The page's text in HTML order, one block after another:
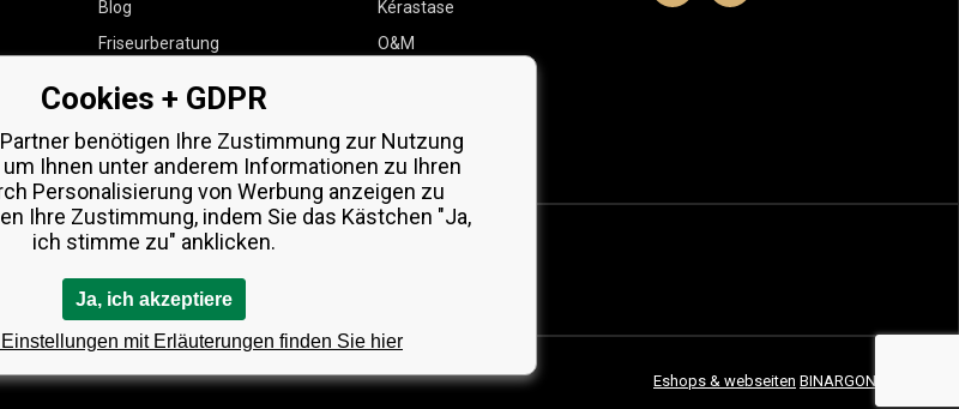
und
Blog
Friseurberatung
Kostenlose Produktproben
Kérastase
O&M
Zenz Organic
Eshops & webseiten BINARGON.cz
Cookies + GDPR
Partner benötigen Ihre Zustimmung zur Nutzung
um Ihnen unter anderem Informationen zu Ihren
Personalisierung von Werbung anzeigen zu
Ihre Zustimmung, indem Sie das Kästchen "Ja,
ich stimme zu" anklicken.
Ja, ich akzeptiere
mit Erläuterungen finden Sie hier